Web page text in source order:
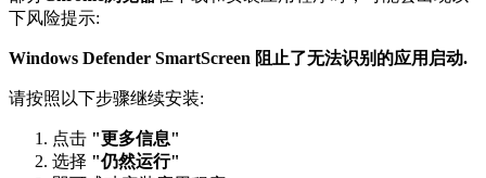
下风险提示:
Windows Defender SmartScreen 阻止了无法识别的应用启动.
请按照以下步骤继续安装:
点击 "更多信息"
选择 "仍然运行"